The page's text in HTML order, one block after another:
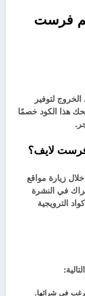
فرست
لتوفير
هذا الكود خصمًا
لايف؟
زيارة مواقع
في النشرة
الترويجية
في شرائها.